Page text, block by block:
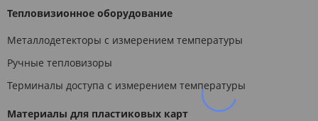
Тепловизионное оборудование
Металлодетекторы с измерением температуры
Ручные тепловизоры
Терминалы доступа с измерением температуры
Материалы для пластиковых карт